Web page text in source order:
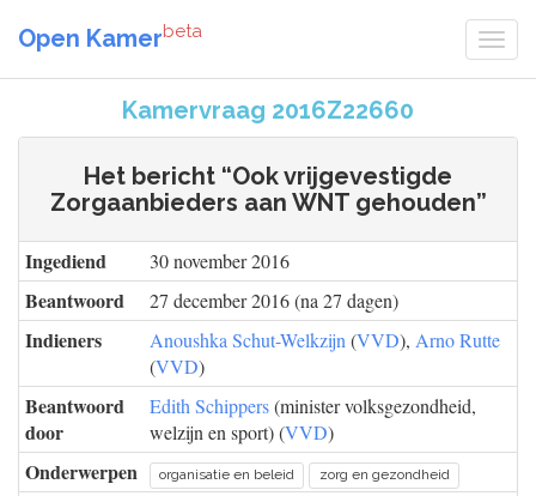
Open Kamerbeta
Kamervraag 2016Z22660
Het bericht “Ook vrijgevestigde
Zorgaanbieders aan WNT gehouden”
Ingediend 30 november 2016
Beantwoord 27 december 2016 (na 27 dagen)
Indieners Anoushka Schut-Welkzijn (VVD), Arno Rutte
(VVD)
Beantwoord
door
Edith Schippers(minister volksgezondheid,
welzijn en sport) (VVD)
Onderwerpen organisatie en beleid zorg en gezondheid